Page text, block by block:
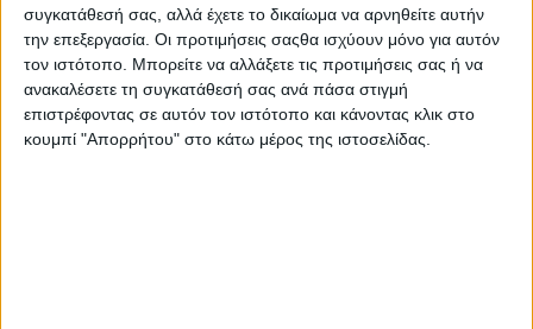
συγκατάθεσή σας, αλλά έχετε το δικαίωμα να αρνηθείτε αυτήν
την επεξεργασία. Οι προτιμήσεις σαςθα ισχύουν μόνο για αυτόν
τον ιστότοπο. Μπορείτε να αλλάξετε τις προτιμήσεις σας ή να
ανακαλέσετε τη συγκατάθεσή σας ανά πάσα στιγμή
επιστρέφοντας σε αυτόν τον ιστότοπο και κάνοντας κλικ στο
κουμπί "Απορρήτου" στο κάτω μέρος της ιστοσελίδας.
BYD Dolphin G DM-i
ΜΟΙΡΑΣΤΕΙΤΕ ΤΟ